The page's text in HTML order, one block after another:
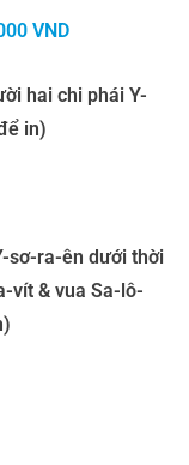
VND
hai chi phái Y-
in)
sơ-ra-ên dưới thời
vít & vua Sa-lô-